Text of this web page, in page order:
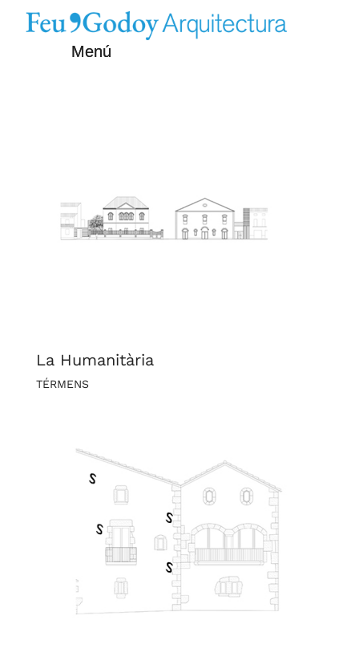
La Humanitària
TÉRMENS